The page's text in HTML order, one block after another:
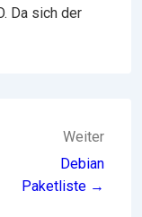
Da sich der
Weiter
Debian
Paketliste →